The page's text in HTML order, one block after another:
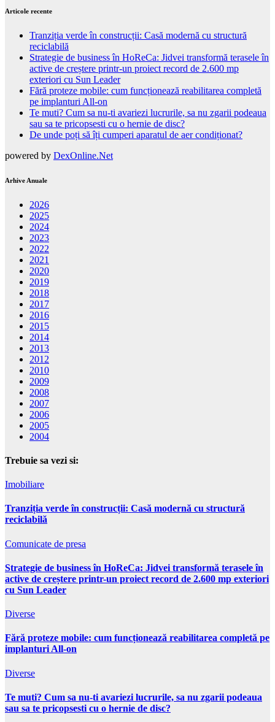
Articole recente
Tranziția verde în construcții: Casă modernă cu structură
reciclabilă
Strategie de business în HoReCa: Jidvei transformă terasele în
active de creștere printr-un proiect record de 2.600 mp
exteriori cu Sun Leader
Fără proteze mobile: cum funcționează reabilitarea completă
pe implanturi All-on
Te muti? Cum sa nu-ti avariezi lucrurile, sa nu zgarii podeaua
sau sa te pricopsesti cu o hernie de disc?
De unde poți să îți cumperi aparatul de aer condiționat?
powered by DexOnline.Net
Arhive Anuale
2026
2025
2024
2023
2022
2021
2020
2019
2018
2017
2016
2015
2014
2013
2012
2010
2009
2008
2007
2006
2005
2004
Trebuie sa vezi si:
Imobiliare
Tranziția verde în construcții: Casă modernă cu structură
reciclabilă
Comunicate de presa
Strategie de business în HoReCa: Jidvei transformă terasele în
active de creștere printr-un proiect record de 2.600 mp exteriori
cu Sun Leader
Diverse
Fără proteze mobile: cum funcționează reabilitarea completă pe
implanturi All-on
Diverse
Te muti? Cum sa nu-ti avariezi lucrurile, sa nu zgarii podeaua
sau sa te pricopsesti cu o hernie de disc?